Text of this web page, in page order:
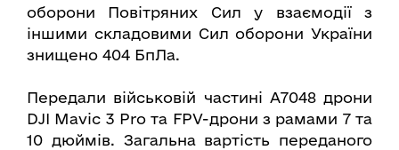
оборони Повітряних Сил у взаємодії з
іншими складовими Сил оборони України
знищено 404 БпЛа.
Передали військовій частині А7048 дрони
DJI Mavic 3 Pro та FPV-дрони з рамами 7 та
10 дюймів. Загальна вартість переданого